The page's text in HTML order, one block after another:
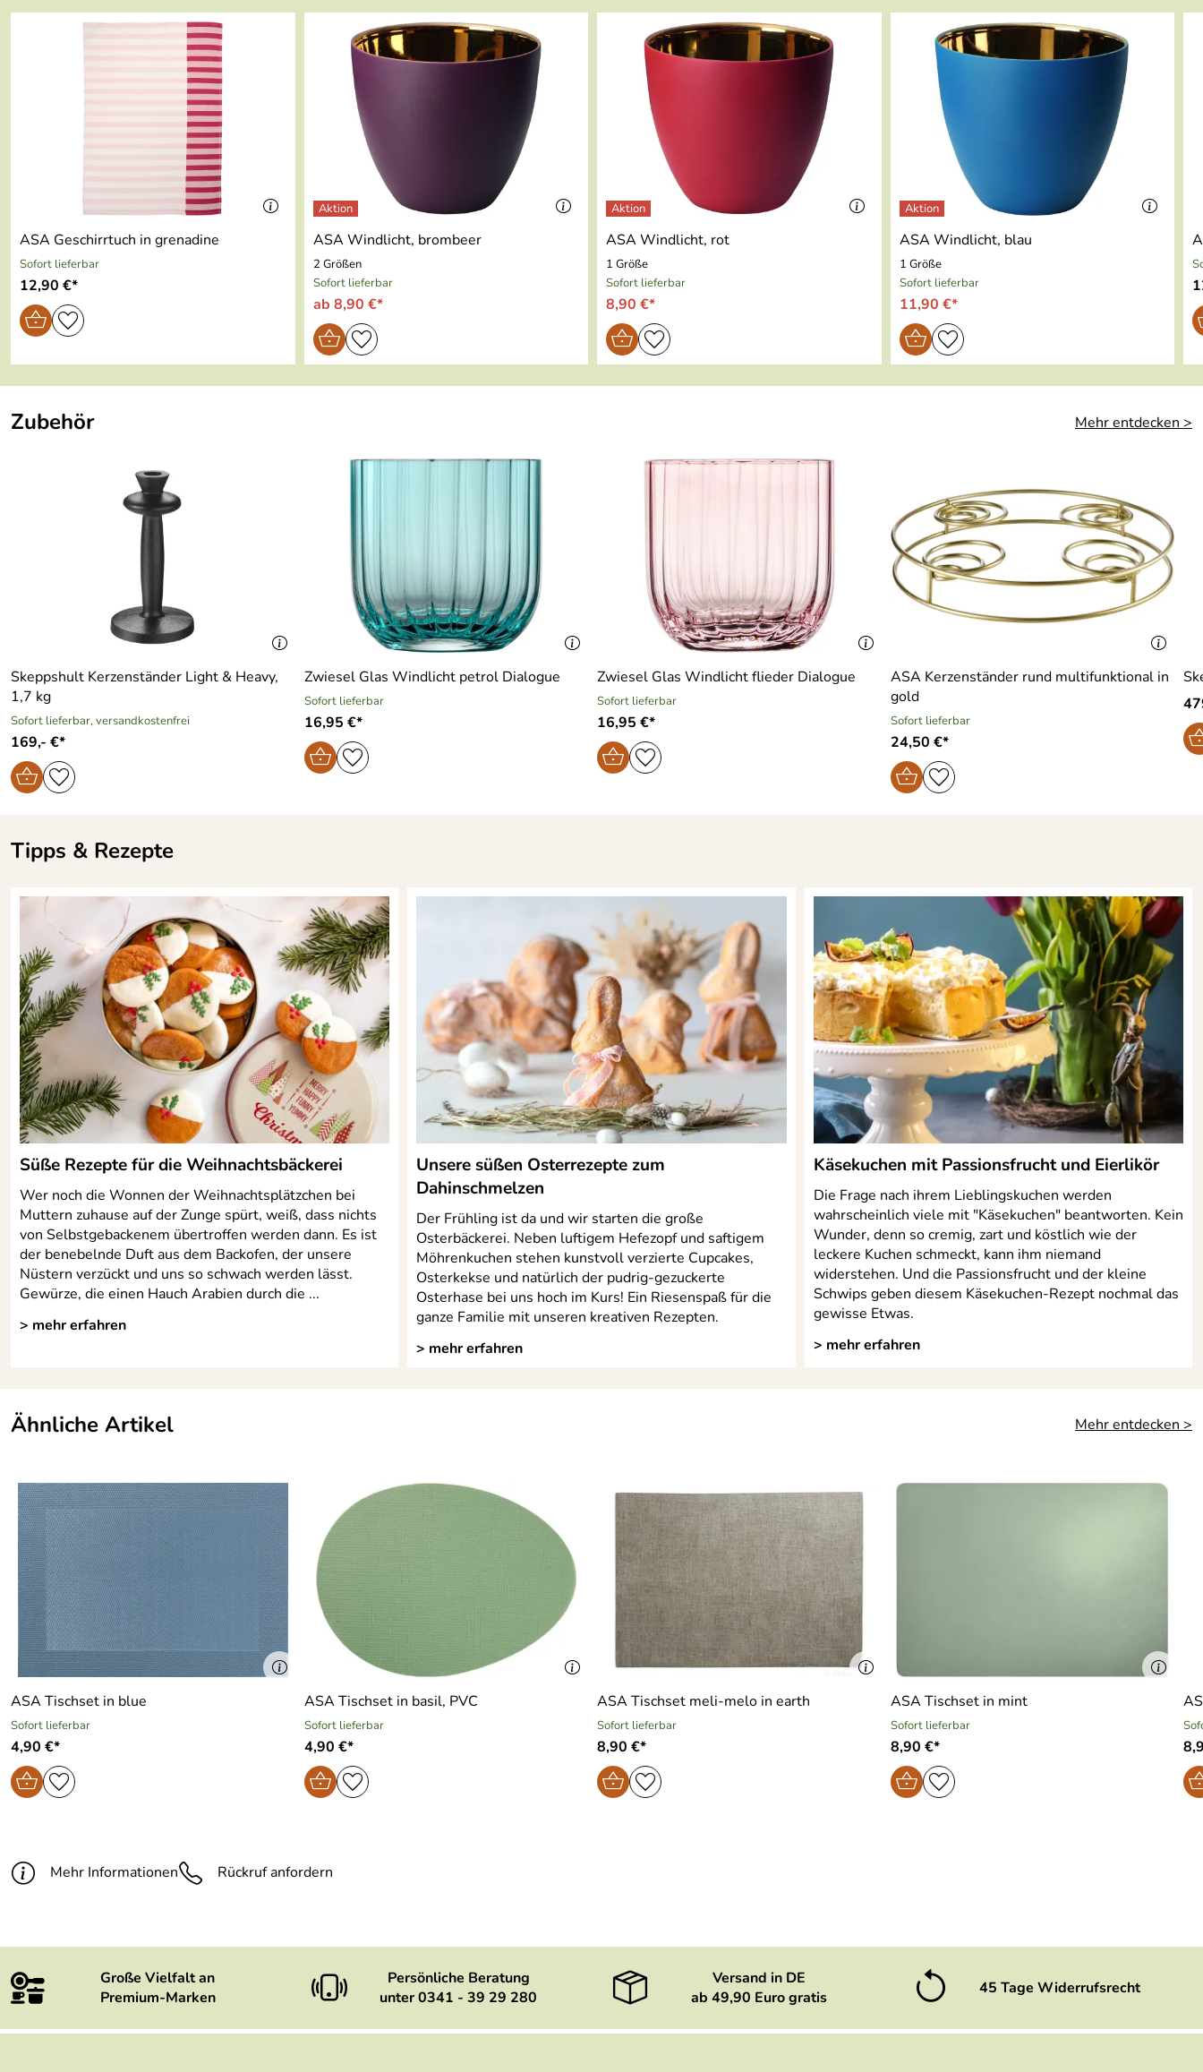
Geeignet für Spülmaschine:
Geeignet für Backofen:
Geeignet für Mikrowelle:
Geeignet für Gefriertruhe:
Im Geschenkkarton:
ASA Geschirrtuch in grenadine
Sofort lieferbar
12,90 €*
ASA Windlicht, brombeer
2 Größen
Sofort lieferbar
ab 8,90 €*
ASA Windlicht, rot
1 Größe
Sofort lieferbar
8,90 €*
ASA Windlicht, blau
1 Größe
Sofort lieferbar
11,90 €*
Zubehör Mehr entdecken >
Skeppshult Kerzenständer Light & Heavy,
1,7 kg
Sofort lieferbar, versandkostenfrei
169,- €*
Zwiesel Glas Windlicht petrol Dialogue
Sofort lieferbar
16,95 €*
Zwiesel Glas Windlicht flieder Dialogue
Sofort lieferbar
16,95 €*
ASA Kerzenständer rund multifunktional in
gold
Sofort lieferbar
24,50 €*
Tipps & Rezepte
Süße Rezepte für die Weihnachtsbäckerei
Wer noch die Wonnen der Weihnachtsplätzchen bei
Muttern zuhause auf der Zunge spürt, weiß, dass nichts
von Selbstgebackenem übertroffen werden dann. Es ist
der benebelnde Duft aus dem Backofen, der unsere
Nüstern verzückt und uns so schwach werden lässt.
Gewürze, die einen Hauch Arabien durch die ...
> mehr erfahren
Unsere süßen Osterrezepte zum
Dahinschmelzen
Der Frühling ist da und wir starten die große
Osterbäckerei. Neben luftigem Hefezopf und saftigem
Möhrenkuchen stehen kunstvoll verzierte Cupcakes,
Osterkekse und natürlich der pudrig-gezuckerte
Osterhase bei uns hoch im Kurs! Ein Riesenspaß für die
ganze Familie mit unseren kreativen Rezepten.
> mehr erfahren
Käsekuchen mit Passionsfrucht und Eierlikör
Die Frage nach ihrem Lieblingskuchen werden
wahrscheinlich viele mit "Käsekuchen" beantworten. Kein
Wunder, denn so cremig, zart und köstlich wie der
leckere Kuchen schmeckt, kann ihm niemand
widerstehen. Und die Passionsfrucht und der kleine
Schwips geben diesem Käsekuchen-Rezept nochmal das
gewisse Etwas.
> mehr erfahren
Ähnliche Artikel Mehr entdecken >
ASA Tischset in blue
Sofort lieferbar
4,90 €*
ASA Tischset in basil, PVC
Sofort lieferbar
4,90 €*
ASA Tischset meli-melo in earth
Sofort lieferbar
8,90 €*
ASA Tischset in mint
Sofort lieferbar
8,90 €*
Mehr Informationen Rückruf anfordern
Große Vielfalt an
Premium-Marken
Persönliche Beratung
unter 0341 - 39 29 280
Versand in DE
ab 49,90 Euro gratis
45 Tage Widerrufsrecht